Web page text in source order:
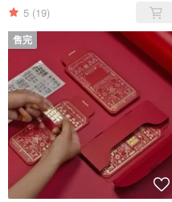
5 (19)
售完